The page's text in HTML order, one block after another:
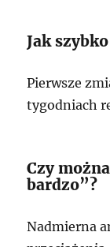
Jak
Pierwsze
tygodniach
Czy
bardzo”?
Nadmierna